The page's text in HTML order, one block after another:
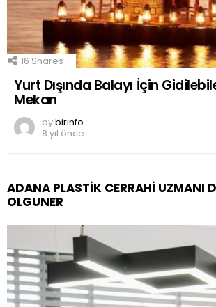
16 Shares
Yurt Dışında Balayı İçin
Mekan
bybirinfo
8 yıl önce
ADANA PLASTIK CERRAHI UZMANI
OLGUNER